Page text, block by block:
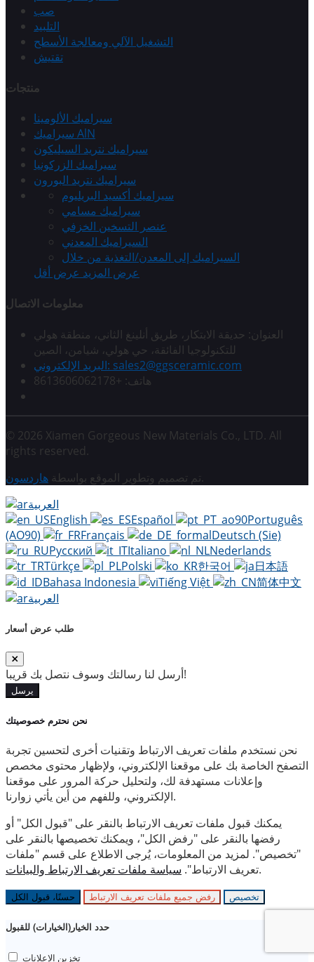
صب
التلبيد
التشغيل الآلي ومعالجة الأسطح
تقتيش
منتجات
سيراميك الألومينا
سيراميك AlN
سيراميك نتريد السيليكون
سيراميك الزركونيا
سيراميك نتريد البورون
سيراميك أكسيد البريليوم
سيراميك مسامي
عنصر التسخين الخزفي
السيراميك المعدني
السيراميك إلى المعدن/التغذية من خلال
عرض المزيد عرض أقل
معلومات الاتصال
العنوان: حديقة الابتكار، طريق أنلينغ الثاني، منطقة هولي
للتكنولوجيا الفائقة، حي هولي، شيامن، الصين
البريد الإلكتروني: sales2@ggsceramic.com
هاتف: +8613606062178
© 2026 Xiamen Gorgeous New Materials Co., LTD. All
rights reserved.
تم تصميم وتطوير الموقع بواسطة هاردسون
.
العربية
English
Español
Português
(AO90)
Français
Deutsch (Sie)
Русский
Italiano
Nederlands
Türkçe
Polski 한국어
日本語
Bahasa Indonesia
Tiếng Việt
简体中文
العربية
طلب عرض أسعار
أرسل لنا رسالتك وسوف نتصل بك قريبا!
يرسل
نحن نحترم خصوصيتك
نحن نستخدم ملفات تعريف الارتباط وتقنيات أخرى لتحسين تجربة
التصفح الخاصة بك على موقعنا الإلكتروني، ولإظهار محتوى مخصص
وإعلانات مستهدفة لك، ولتحليل حركة المرور على موقعنا
الإلكتروني، وللفهم من أين يأتي زوارنا.
يمكنك قبول ملفات تعريف الارتباط بالنقر على "قبول الكل" أو
رفضها بالنقر على "رفض الكل"، ويمكنك تخصيصها بالنقر على
"تخصيص". لمزيد من المعلومات، يُرجى الاطلاع على قسم "ملفات
تعريف الارتباط". سياسة ملفات تعريف الارتباط والبيانات .
حسنًا، قبول الكل رفض جميع ملفات تعريف الارتباط تخصيص
حدد الخيار(الخيارات) للقبول
تخزين الإعلانات